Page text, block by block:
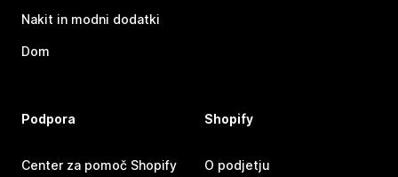
Nakit in modni dodatki
Dom
Podpora
Center za pomoč Shopify
Shopify
O podjetju